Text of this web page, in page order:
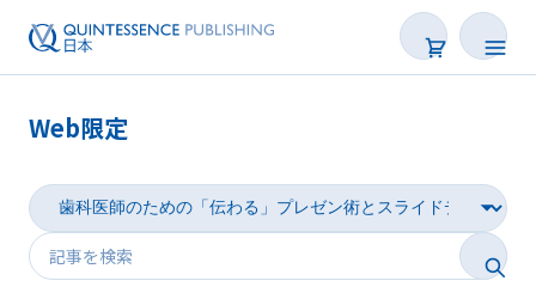
新着
連載
Web限定